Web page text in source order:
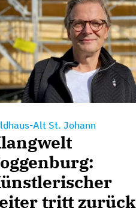
Alt St. Johann
tritt zurück